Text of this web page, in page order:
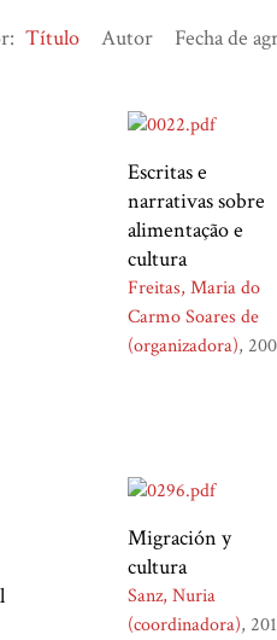
Título Autor Fecha de
Escritas e
narrativas sobre
alimentação e
cultura
Freitas, Maria do
Carmo Soares de
(organizadora)
Migración y
cultura
Sanz, Nuria
(coordinadora)